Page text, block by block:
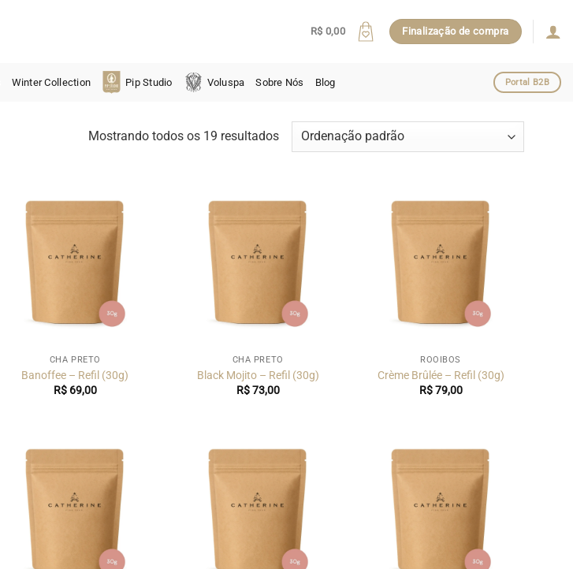
R$ 0,00 Finalização de compra
Winter Collection Pip Studio Voluspa Sobre Nós Blog Portal B2B
Mostrando todos os 19 resultados
CHÁ PRETO
Banoffee – Refil (30g)
R$69,00
CHÁ PRETO
Black Mojito – Refil (30g)
R$73,00
ROOIBOS
Crème Brûlée – Refil (30g)
R$79,00